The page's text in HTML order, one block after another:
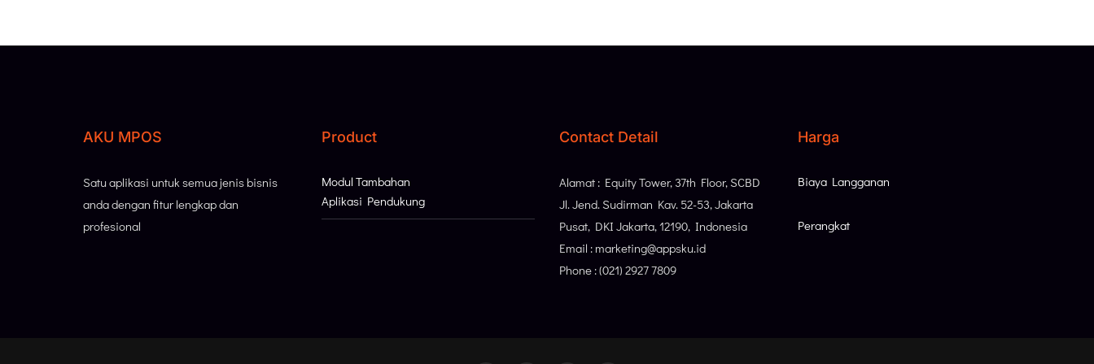
AKU MPOS
Satu aplikasi untuk semua jenis bisnis
anda dengan fitur lengkap dan
profesional
Product
Modul Tambahan
Aplikasi Pendukung
Contact Detail
Alamat : Equity Tower, 37th Floor, SCBD
Jl. Jend. Sudirman Kav. 52-53, Jakarta
Pusat, DKI Jakarta, 12190, Indonesia
Email : marketing@appsku.id
Phone : (021) 2927 7809
Harga
Biaya Langganan
Perangkat